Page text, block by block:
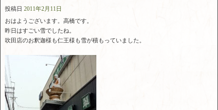
投稿日 2011年2月11日
おはようございます。高橋です。
昨日はすごい雪でしたね。
吹田店のお釈迦様も仁王様も雪が積もっていました。